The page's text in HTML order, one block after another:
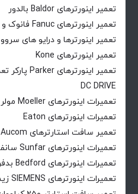
تعمیر اینورترهای Baldor بالدور
تعمیر اینورترهای Fanuc فانوک و تعمیر سروو موتور های فانوک
تعمیر اینورترها و درایو های سروو Kinco کینکو
تعمیر اینورترهای Kone
DC DRIVE
تعمیرات اینورترهای Moeller مولر
تعمیرات اینورترهای Eaton
تعمیر سافت استارترهای Aucom اوکام نیوزلند
تعمیرات اینورترهای Sunfar سانفار
تعمیرات اینورترهای Bedford بدفرد
تعمیرات اینورترهای SIEMENS زیمنس